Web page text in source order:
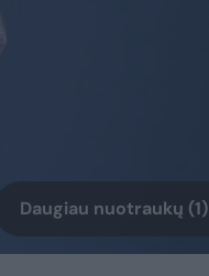
Daugiau nuotraukų (1)